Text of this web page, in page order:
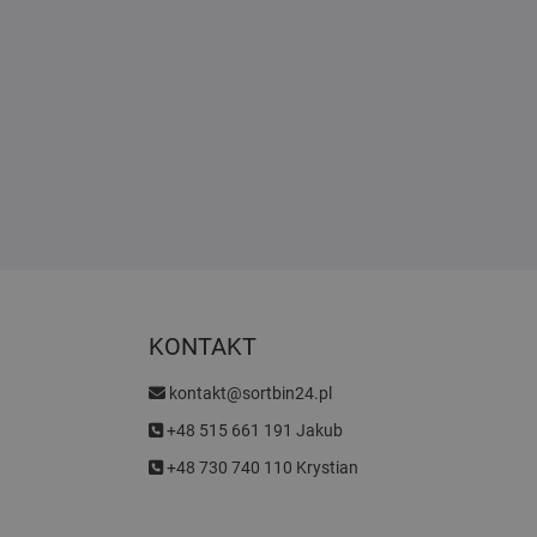
KONTAKT
kontakt@sortbin24.pl
+48 515 661 191 Jakub
+48 730 740 110 Krystian